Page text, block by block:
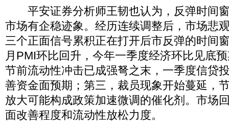
平安证券分析师王韧也认为，反弹时间
市场有企稳迹象。经历连续调整后，市场悲
三个正面信号累积正在打开后市反弹的时间
月PMI环比回升，今年一季度经济环比见底
节前流动性冲击已成强弩之末，一季度信贷
善资金面预期；第三，裁员现象开始蔓延，
放大可能构成政策加速微调的催化剂。市场
面改善程度和流动性放松力度。